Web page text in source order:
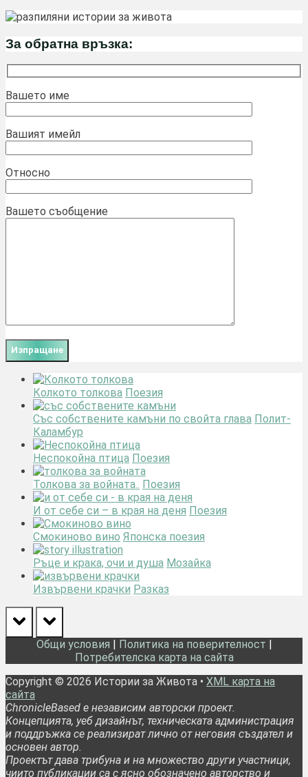
За обратна връзка:
Вашето име
Вашият имейл
Относно
Вашето съобщение
Колкото толкова Поезия
Със собствените камъни по свойта глава Полит-
Каламбур
Неспокойна птица Поезия
Толкова за войната.. Поезия
И от себе си – в края на деня Поезия
Смокиново вино Японска поезия
Ръце и крака, очи и душа Мозайка
Извървени крачки Разказ
prev next
Общи условия | Политика на поверителност |
Потребителска карта на сайта
Copyright © 2026 Истории за Живота • XML карта на
сайта
ChronicleBased е независим авторски проект.
Концепцията, уеб дизайнът, техническата администрация
и поддръжка се реализират лично от неговия създател и
основен автор.
Проектът дава трибуна и на множество други участници,
чиито публикации са с ясно обозначено авторство и